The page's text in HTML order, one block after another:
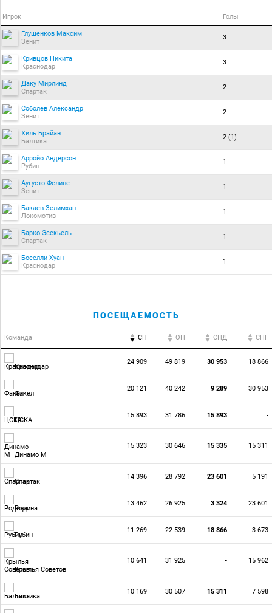
Игрок Голы
Глушенков Максим
Зенит
3
Кривцов Никита
Краснодар
3
Даку Мирлинд
Спартак
2
Соболев Александр
Зенит
2
Хиль Брайан
Балтика
2 (1)
Арройо Андерсон
Рубин
1
Аугусто Фелипе
Зенит
1
Бакаев Зелимхан
Локомотив
1
Барко Эсекьель
Спартак
1
Боселли Хуан
Краснодар
1
ПОСЕЩАЕМОСТЬ
Команда СП ОП CПД CПГ
Краснодар
24 909 49 819 30 953 18 866
Факел
20 121 40 242 9 289 30 953
ЦСКА
15 893 31 786 15 893 -
Динамо М
15 323 30 646 15 335 15 311
Спартак
14 396 28 792 23 601 5 191
Родина
13 462 26 925 3 324 23 601
Рубин
11 269 22 539 18 866 3 673
Крылья Советов
10 641 31 925 - 15 962
Балтика
10 169 30 507 15 311 7 598